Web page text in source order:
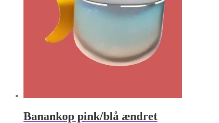
Banankop pink/blå ændret